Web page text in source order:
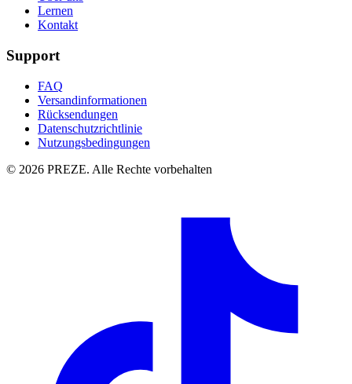
Lernen
Kontakt
Support
FAQ
Versandinformationen
Rücksendungen
Datenschutzrichtlinie
Nutzungsbedingungen
© 2026 PREZE. Alle Rechte vorbehalten